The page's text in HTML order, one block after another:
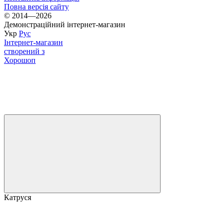
Повна версія сайту
© 2014—2026
Демонстраційний інтернет-магазин
Укр Рус
Інтернет-магазин
створений з
Хорошоп
Катруся